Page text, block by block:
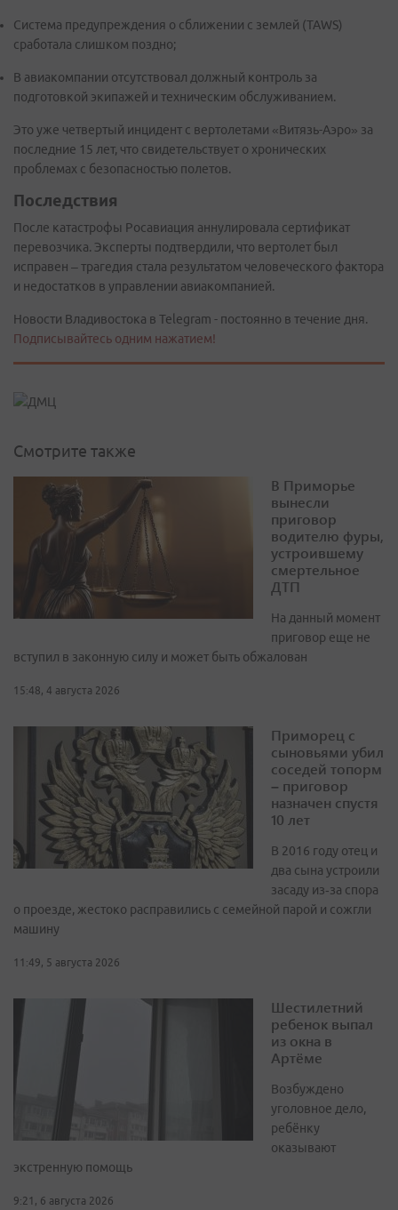
Система предупреждения о сближении с землей (TAWS)
сработала слишком поздно;
В авиакомпании отсутствовал должный контроль за
подготовкой экипажей и техническим обслуживанием.
Это уже четвертый инцидент с вертолетами «Витязь-Аэро» за
последние 15 лет, что свидетельствует о хронических
проблемах с безопасностью полетов.
Последствия
После катастрофы Росавиация аннулировала сертификат
перевозчика. Эксперты подтвердили, что вертолет был
исправен – трагедия стала результатом человеческого фактора
и недостатков в управлении авиакомпанией.
Новости Владивостока в Telegram - постоянно в течение дня.
Подписывайтесь одним нажатием!
Смотрите также
В Приморье
вынесли
приговор
водителю фуры,
устроившему
смертельное
ДТП
На данный момент
приговор еще не
вступил в законную силу и может быть обжалован
15:48, 4 августа 2026
Приморец с
сыновьями убил
соседей топорм
– приговор
назначен спустя
10 лет
В 2016 году отец и
два сына устроили
засаду из‑за спора
о проезде, жестоко расправились с семейной парой и сожгли
машину
11:49, 5 августа 2026
Шестилетний
ребенок выпал
из окна в
Артёме
Возбуждено
уголовное дело,
ребёнку
оказывают
экстренную помощь
9:21, 6 августа 2026